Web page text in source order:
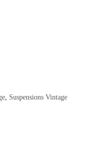
Suspensions Vintage